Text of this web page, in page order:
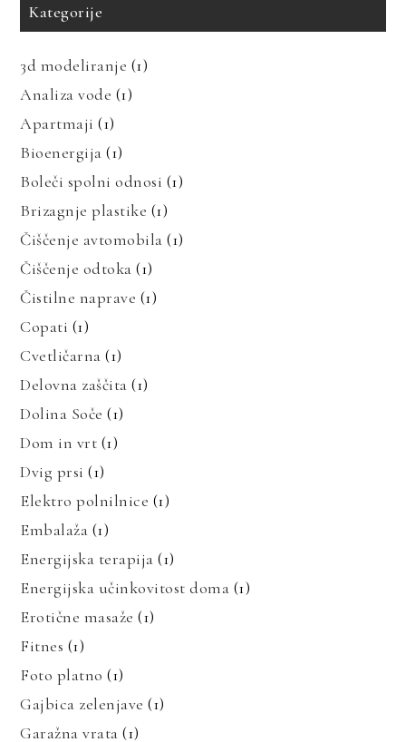
Kategorije
3d modeliranje (1)
Analiza vode (1)
Apartmaji (1)
Bioenergija (1)
Boleči spolni odnosi (1)
Brizagnje plastike (1)
Čiščenje avtomobila (1)
Čiščenje odtoka (1)
Čistilne naprave (1)
Copati (1)
Cvetličarna (1)
Delovna zaščita (1)
Dolina Soče (1)
Dom in vrt (1)
Dvig prsi (1)
Elektro polnilnice (1)
Embalaža (1)
Energijska terapija (1)
Energijska učinkovitost doma (1)
Erotične masaže (1)
Fitnes (1)
Foto platno (1)
Gajbica zelenjave (1)
Garažna vrata (1)